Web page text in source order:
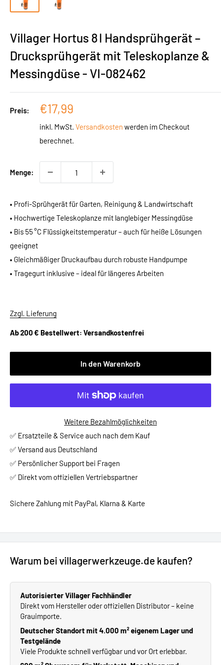
Villager Hortus 8 l Handsprühgerät –
Drucksprühgerät mit Teleskoplanze &
Messingdüse - VI-082462
Preis: Sonderpreis
€17,99
inkl. MwSt. Versandkosten werden im Checkout
berechnet.
Menge:
• Profi-Sprühgerät für Garten, Reinigung & Landwirtschaft
• Hochwertige Teleskoplanze mit langlebiger Messingdüse
• Bis 55 °C Flüssigkeitstemperatur – auch für heiße Lösungen
geeignet
• Gleichmäßiger Druckaufbau durch robuste Handpumpe
• Tragegurt inklusive – ideal für längeres Arbeiten
Zzgl. Lieferung
Ab 200 € Bestellwert: Versandkostenfrei
In den Warenkorb
Weitere Bezahlmöglichkeiten
✅ Ersatzteile & Service auch nach dem Kauf
✅ Versand aus Deutschland
✅ Persönlicher Support bei Fragen
✅ Direkt vom offiziellen Vertriebspartner
Sichere Zahlung mit PayPal, Klarna & Karte
Warum bei villagerwerkzeuge.de kaufen?
Autorisierter Villager Fachhändler
Direkt vom Hersteller oder offiziellen Distributor – keine
Grauimporte.
Deutscher Standort mit 4.000 m² eigenem Lager und
Testgelände
Viele Produkte schnell verfügbar und vor Ort erlebbar.